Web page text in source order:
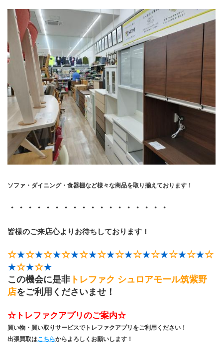
ソファ・ダイニング・食器棚など様々な商品を取り揃えております！
・・・・・・・・・・・・・・・・・・
皆様のご来店心よりお待ちしております！
☆★☆★☆★☆★☆★☆★☆★☆★☆★☆★☆★☆
★☆★☆★
この機会に是非 トレファク シュロアモール筑紫野
店をご利用くださいませ！
☆トレファクアプリのご案内☆
買い物・買い取りサービスでトレファクアプリをご利用ください！
出張買取はこちらからよろしくお願いします！